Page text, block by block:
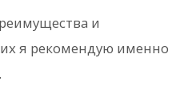
и
я рекомендую именно